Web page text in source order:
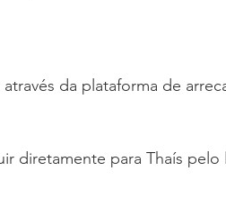
da plataforma de
diretamente para Thaís pelo